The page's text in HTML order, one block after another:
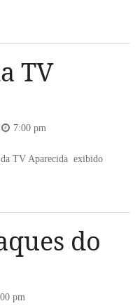
TV
7:00 pm
da TV Aparecida exibido
do
pm